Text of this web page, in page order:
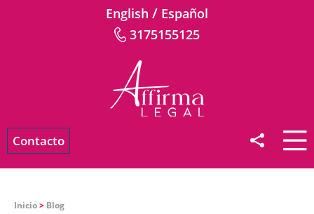
English / Español
3175155125
Contacto
Inicio> Blog